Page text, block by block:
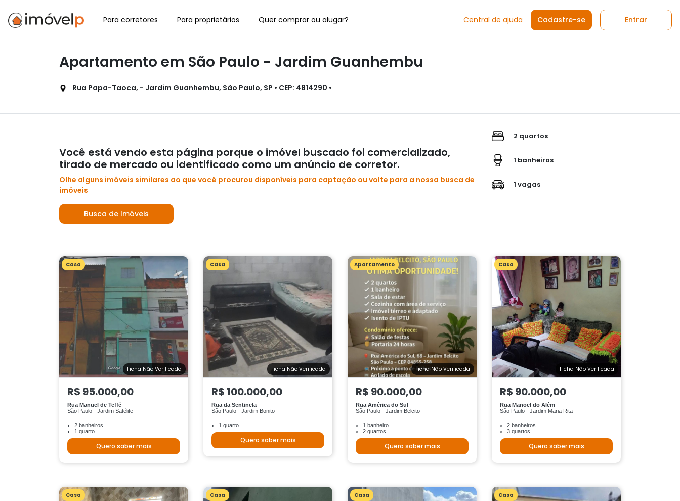
Para corretores Para proprietários Quer comprar ou alugar? Central de ajuda Cadastre-se Entrar
Apartamento em São Paulo - Jardim Guanhembu
Rua Papa-Taoca, - Jardim Guanhembu, São Paulo, SP • CEP: 4814290 •
Você está vendo esta página porque o imóvel buscado foi comercializado,
tirado de mercado ou identificado como um anúncio de corretor.
Olhe alguns imóveis similares ao que você procurou disponíveis para captação ou volte para a nossa busca de
imóveis
Busca de Imóveis
2 quartos
1 banheiros
1 vagas
Casa
Ficha Não Verificada
R$ 95.000,00
Rua Manuel de Teffé
São Paulo - Jardim Satélite
2 banheiros
1 quarto
Quero saber mais
Casa
Ficha Não Verificada
R$ 100.000,00
Rua da Sentinela
São Paulo - Jardim Bonito
1 quarto
Quero saber mais
Apartamento
Ficha Não Verificada
R$ 90.000,00
Rua América do Sul
São Paulo - Jardim Belcito
1 banheiro
2 quartos
Quero saber mais
Casa
Ficha Não Verificada
R$ 90.000,00
Rua Manoel do Além
São Paulo - Jardim Maria Rita
2 banheiros
3 quartos
Quero saber mais
Casa Casa Casa Casa